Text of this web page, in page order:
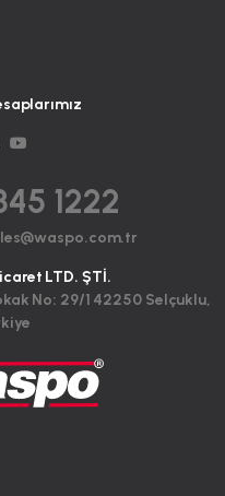
1222
LTD. ŞTİ.
No: 29/1 42250 Selçuklu,